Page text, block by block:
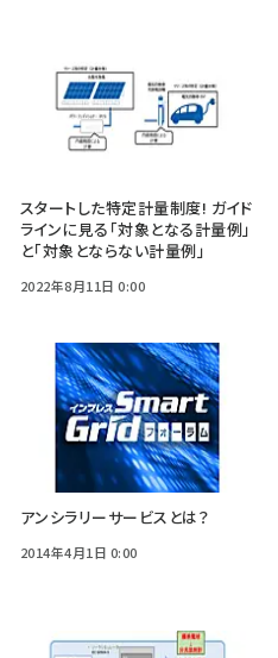
スタートした特定計量制度! ガイド
ラインに見る「対象となる計量例」
と「対象とならない計量例」
2022年8月11日 0:00
アンシラリーサービスとは？
2014年4月1日 0:00